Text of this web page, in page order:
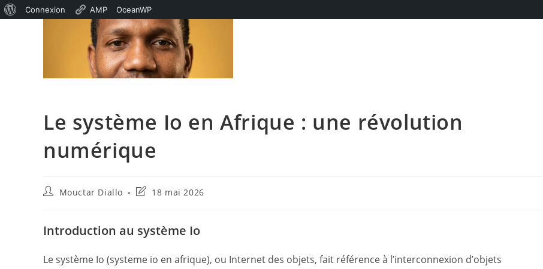
Connexion AMP OceanWP
Le système Io en Afrique : une révolution
numérique
Auteur/autrice
publication :
Mouctar Diallo
Dernière
publication :
18 mai 2026
Introduction au système Io
Le système Io (systeme io en afrique), ou Internet des objets, fait référence à l’interconnexion d’objets